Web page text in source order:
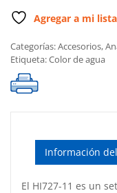
para
HC
cantidad
Agregar a mi
Categorías:Accesorios,
Etiqueta:Color de agua
Información
El HI727-11 es un